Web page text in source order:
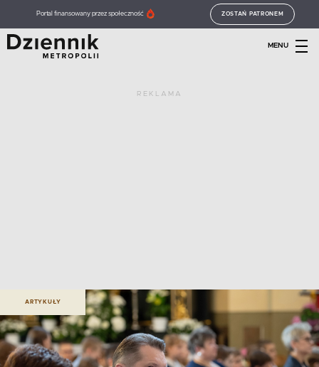
Portal finansowany przez społeczność ZOSTAŃ PATRONEM
MENU
REKLAMA
ARTYKUŁY